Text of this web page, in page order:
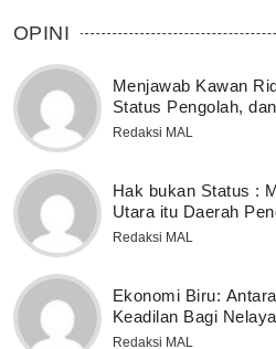
OPINI
Menjawab Kawan
Status Pengolah,
Redaksi MAL
Hak bukan Status :
Utara itu Daerah
Redaksi MAL
Ekonomi Biru:
Keadilan Bagi
Redaksi MAL